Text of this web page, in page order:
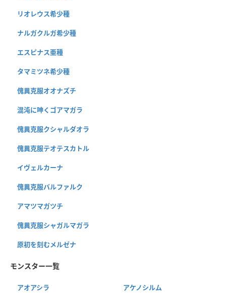
リオレウス希少種
ナルガクルガ希少種
エスピナス亜種
タマミツネ希少種
傀異克服オオナズチ
混沌に呻くゴアマガラ
傀異克服クシャルダオラ
傀異克服テオテスカトル
イヴェルカーナ
傀異克服バルファルク
アマツマガツチ
傀異克服シャガルマガラ
原初を刻むメルゼナ
モンスター一覧
アオアシラ アケノシルム